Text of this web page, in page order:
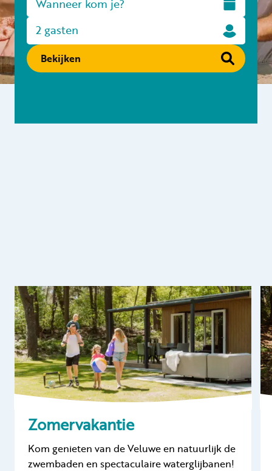
Informatie
Kamperen
Werken bij
Mijn Samoza
2 gasten
Bekijken
Zomervakantie
Kom genieten van de Veluwe en natuurlijk de
zwembaden en spectaculaire waterglijbanen!